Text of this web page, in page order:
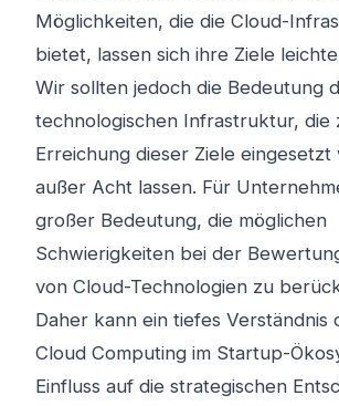
Möglichkeiten, die die Cloud-
bietet, lassen sich ihre Ziele
Wir sollten jedoch die Bedeutung
technologischen Infrastruktur, die
Erreichung dieser Ziele eingesetzt
außer Acht lassen. Für
großer Bedeutung, die möglichen
Schwierigkeiten bei der
von Cloud-Technologien zu
Daher kann ein tiefes Verständnis
Cloud Computing im Startup-
Einfluss auf die strategischen